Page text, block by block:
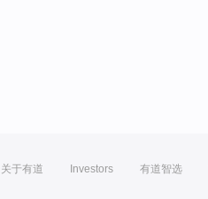
关于有道 Investors 有道智选